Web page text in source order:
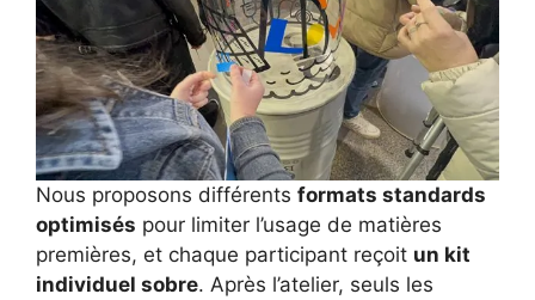
Nous proposons différents formats standards
optimisés pour limiter l’usage de matières
premières, et chaque participant reçoit un kit
individuel sobre. Après l’atelier, seuls les